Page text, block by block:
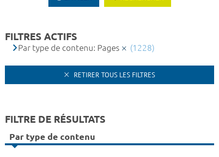
FILTRES ACTIFS
Par type de contenu: Pages (1228)
RETIRER TOUS LES FILTRES
FILTRE DE RÉSULTATS
Par type de contenu